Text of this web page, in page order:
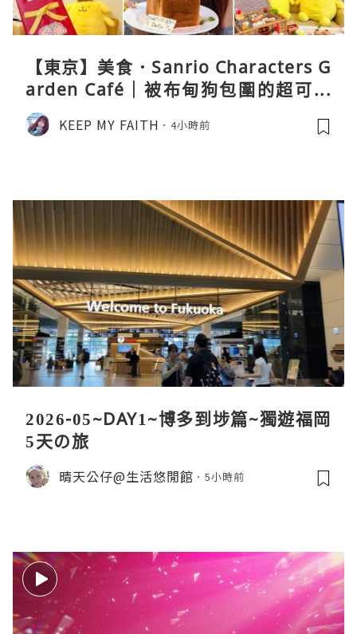
【東京】美食．Sanrio Characters G
arden Café｜被布甸狗包圍的超可愛
下午茶體驗
KEEP MY FAITH 4小時前
2026-05~DAY1~博多到埗篇~獨遊福岡
5天の旅
晴天公仔@生活悠閒館 5小時前